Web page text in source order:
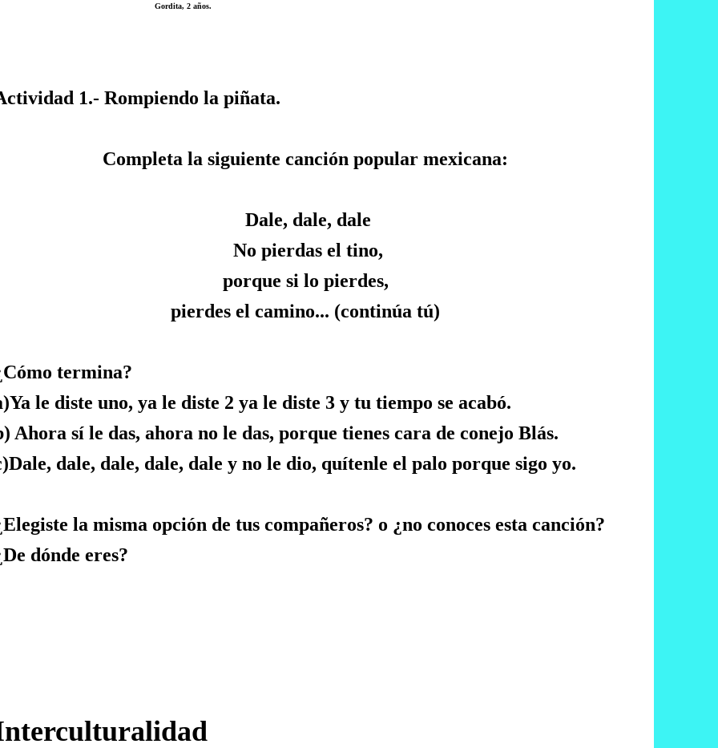
Gordita, 2 años.
1.- Rompiendo la piñata.
Completa la siguiente canción popular mexicana:
Dale, dale, dale
No pierdas el tino,
porque si lo pierdes,
pierdes el camino... (continúa tú)
termina?
le diste uno, ya le diste 2 ya le diste 3 y tu tiempo se acabó.
Ahora sí le das, ahora no le das, porque tienes cara de conejo Blás.
dale, dale, dale, dale y no le dio, quítenle el palo porque sigo yo.
la misma opción de tus compañeros? o ¿no conoces esta canción?
dónde eres?